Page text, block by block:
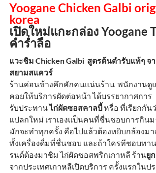
Yoogane Chicken Galbi
korea
เปิดใหม่แกะกล่อง Yoogane
คำร่ำลือ
แวะชิม Chicken Galbi สูตรต้นตำรับแท้ๆ จ
สยามสแควร์
ร้านค่อนข้างคึกคักคนแน่นร้าน พนักงานดูแ
คอยให้บริการผัดต่อหน้า ได้บรรยากาศการ
รับประทานไก่ผัดซอสคาลบี้หรื่อ ที่เรียกกัน
แปลกใหม่ เราเองเเป็นคนที่ชื่นชอบการกิน
มักจะทำทุกครั้ง คือไปแล้วต้องหยิบกล้องมา
ทั้งเครื่องดื่มที่ชื่นชอบ และถ้าใครทีชอบทา
รนด์ต้องมาชิม ไก่ผัดซอสพริกเกาหลี ร้านยู
จากประเทศเกาหลีเปิดบริการ ครั้งแรกในป